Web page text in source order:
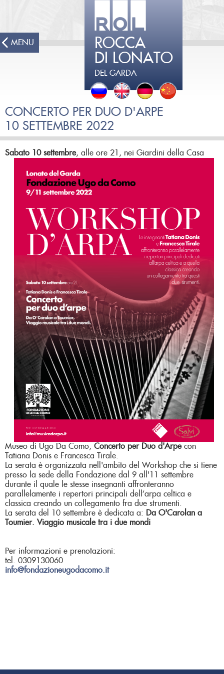
ROCCA
DI LONATO
DEL GARDA
MENU
CONCERTO PER DUO D'ARPE
10 SETTEMBRE 2022
Sabato 10 settembre, alle ore 21, nei Giardini della Casa
Museo di Ugo Da Como, Concerto per Duo d'Arpecon
Tatiana Donis e Francesca Tirale.
La serata è organizzata nell'ambito del Workshop che si tiene
presso la sede della Fondazione dal 9 all'11 settembre
durante il quale le stesse insegnanti affronteranno
parallelamente i repertori principali dell’arpa celtica e
classica creando un collegamento fra due strumenti.
La serata del 10 settembre è dedicata a:
Da O'Carolan a
Toumier. Viaggio musicale tra i due mondi
Per informazioni e prenotazioni:
tel. 0309130060
info@fondazioneugodacomo.it